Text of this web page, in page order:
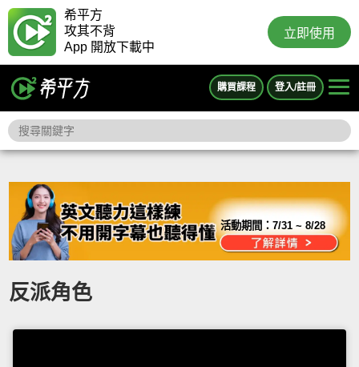
希平方
攻其不背
App 開放下載中
立即使用
購買課程 登入/註冊
活動期間：7/31 ~ 8/28
反派角色